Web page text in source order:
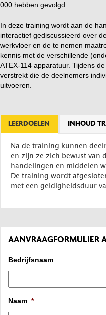
000 hebben gevolgd.
In deze training wordt aan de
interactief gediscussieerd over
werkvloer en de te nemen
kennis met de verschillende
ATEX-114 apparatuur. Tijdens
verstrekt die de deelnemers
uitvoeren.
LEERDOELEN INHOUD
Na de training kunnen
en zijn ze zich bewust van
handelingen en middelen
De training wordt
met een geldigheidsduur
AANVRAAGFORMULIER
Bedrijfsnaam
Naam *